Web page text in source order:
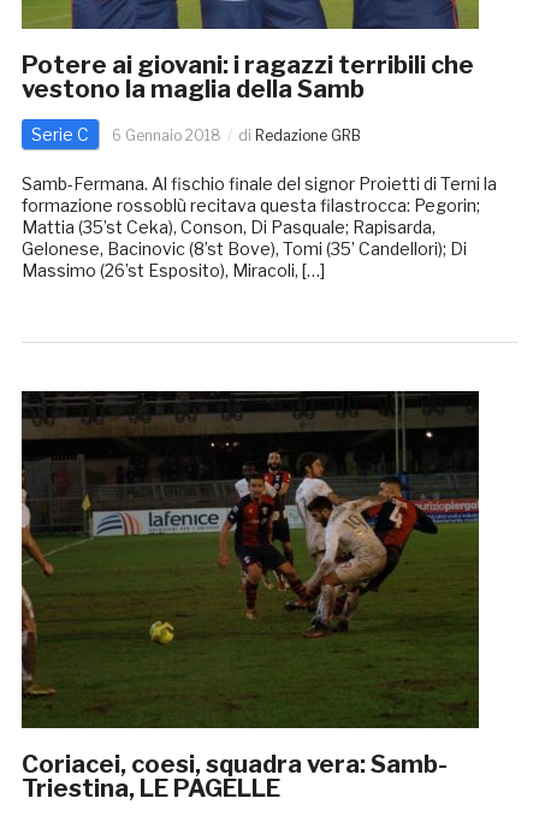
Potere ai giovani: i ragazzi terribili che
vestono la maglia della Samb
Serie C 6 Gennaio 2018 di Redazione GRB
Samb-Fermana. Al fischio finale del signor Proietti di Terni la
formazione rossoblù recitava questa filastrocca: Pegorin;
Mattia (35’st Ceka), Conson, Di Pasquale; Rapisarda,
Gelonese, Bacinovic (8’st Bove), Tomi (35’ Candellori); Di
Massimo (26’st Esposito), Miracoli, […]
Coriacei, coesi, squadra vera: Samb-
Triestina, LE PAGELLE